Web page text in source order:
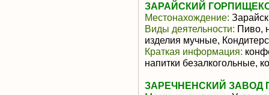
ЗАРАЙСКИЙ
Местонахождение: Зарайск
Виды деятельности: Пиво,
изделия мучные,
Краткая информация:
напитки безалкогольные,
ЗАРЕЧНЕНСКИЙ ЗАВОД